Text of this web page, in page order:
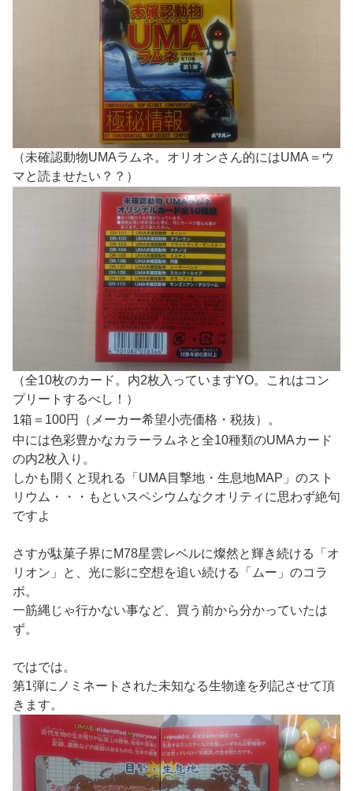
（未確認動物UMAラムネ。オリオンさん的にはUMA＝ウ
マと読ませたい？？）
（全10枚のカード。内2枚入っていますYO。これはコン
プリートするべし！）
1箱＝100円（メーカー希望小売価格・税抜）。
中には色彩豊かなカラーラムネと全10種類のUMAカード
の内2枚入り。
しかも開くと現れる「UMA目撃地・生息地MAP」のスト
リウム・・・もといスペシウムなクオリティに思わず絶句
ですよ
さすが駄菓子界にM78星雲レベルに燦然と輝き続ける「オ
リオン」と、光に影に空想を追い続ける「ムー」のコラ
ボ。
一筋縄じゃ行かない事など、買う前から分かっていたは
ず。
ではでは。
第1弾にノミネートされた未知なる生物達を列記させて頂
きます。